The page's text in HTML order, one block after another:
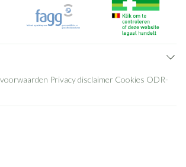
Privacy disclaimer Cookies ODR-